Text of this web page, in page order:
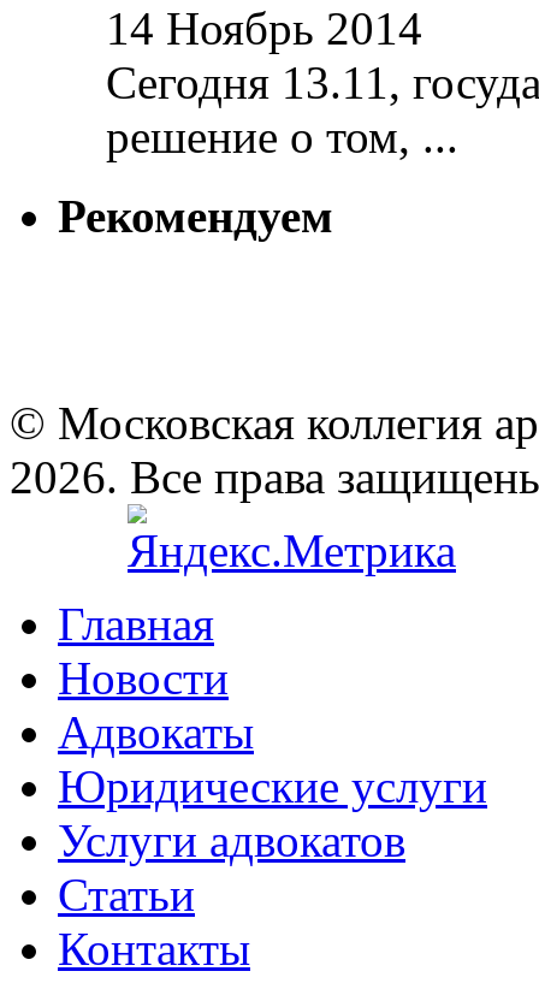
14 Ноябрь 2014
Сегодня 13.11,
решение о том, ...
Рекомендуем
© Московская коллегия
2026. Все права
Главная
Новости
Адвокаты
Юридические услуги
Услуги адвокатов
Статьи
Контакты